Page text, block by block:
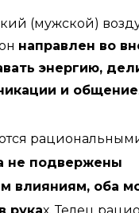
(мужской)
направлен во
энергию,
и общение
не подвержены
влияниям, оба